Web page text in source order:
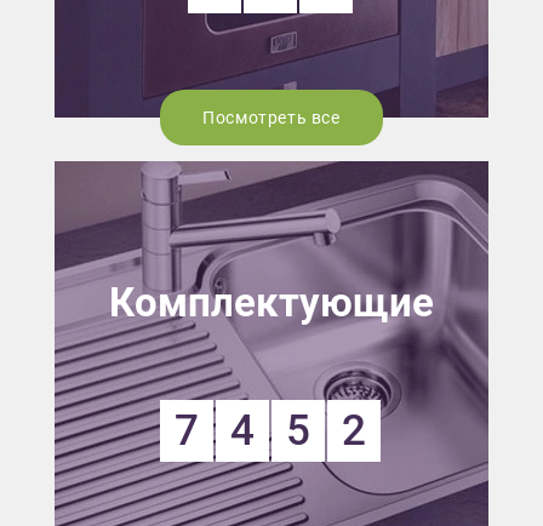
Посмотреть все
Комплектующие
7 4 5 2